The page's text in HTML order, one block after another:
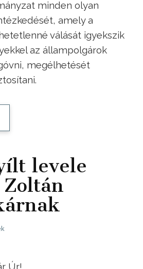
minden olyan
amely a
válását igyekszik
az állampolgárok
megélhetését
levele
Zoltán
Úr!